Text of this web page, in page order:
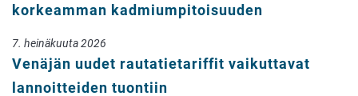
korkeamman kadmiumpitoisuuden
7. heinäkuuta 2026
Venäjän uudet rautatietariffit vaikuttavat
lannoitteiden tuontiin